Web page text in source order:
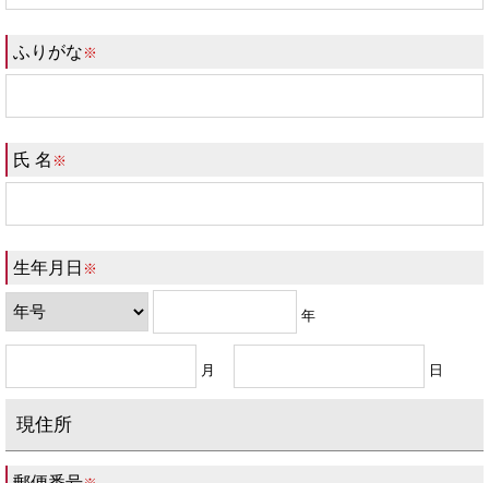
ふりがな ※
氏 名 ※
生年月日 ※
年
月 日
現住所